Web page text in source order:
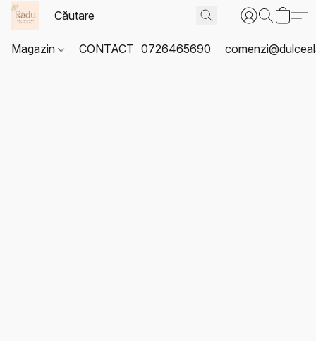
Magazin CONTACT 0726465690